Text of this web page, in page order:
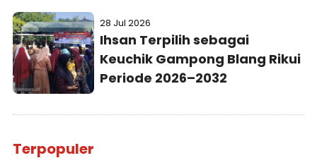
28 Jul 2026
Ihsan Terpilih sebagai
Keuchik Gampong Blang Rikui
Periode 2026–2032
Terpopuler